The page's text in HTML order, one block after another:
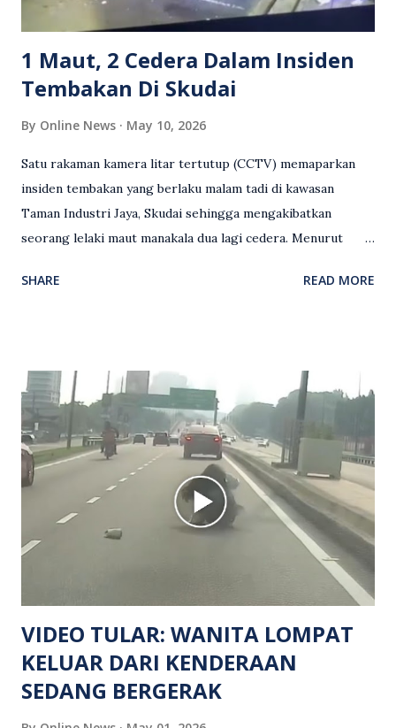
mengambil tindakan tegas, manakala ada yang bersimpati
terhadap wanita dipercayai menjadi mangs...
1 Maut, 2 Cedera Dalam Insiden
Tembakan Di Skudai
By Online News May 10, 2026
Satu rakaman kamera litar tertutup (CCTV) memaparkan
insiden tembakan yang berlaku malam tadi di kawasan
Taman Industri Jaya, Skudai sehingga mengakibatkan
seorang lelaki maut manakala dua lagi cedera. Menurut
kejadian berlaku sekitar jam 11 malam dan pihak polis
hiburan di kawasan berkenaan. Seorang mangsa disahkan
meninggal dunia di lokasi kejadian akibat terkena tembakan,
manakala seorang lagi mangsa mengalami kecederaan.
Turut dipercayai terdapat seorang lagi individu cedera
namun identitinya masih belum dikenal pasti selepas dibawa
keluar dari lokasi oleh kenalannya. Polis kini sedang giat
mengesan dua suspek yang masih bebas bagi membantu
siasatan lanjut. Kes disiasat mengikut Seksyen 302 Kanun
Keseksaan kerana membunuh. Orang ramai yang mempunyai
maklumat diminta t...
SHARE READ MORE
VIDEO TULAR: WANITA LOMPAT
KELUAR DARI KENDERAAN
SEDANG BERGERAK